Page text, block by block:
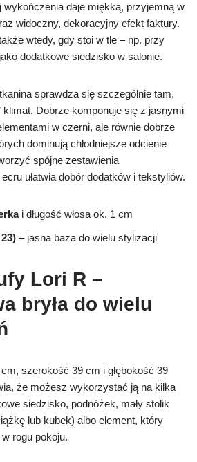
wykończenia daje miękką, przyjemną w
widoczny, dekoracyjny efekt faktury.
wtedy, gdy stoi w tle – np. przy
dodatkowe siedzisko w salonie.
sprawdza się szczególnie tam,
klimat. Dobrze komponuje się z jasnymi
w czerni, ale równie dobrze
dominują chłodniejsze odcienie
spójne zestawienia
ułatwia dobór dodatków i tekstyliów.
i długość włosa ok. 1 cm
– jasna baza do wielu stylizacji
Lori R –
bryła do wielu
szerokość 39 cm i głębokość 39
że możesz wykorzystać ją na kilka
siedzisko, podnóżek, mały stolik
lub kubek) albo element, który
rogu pokoju.